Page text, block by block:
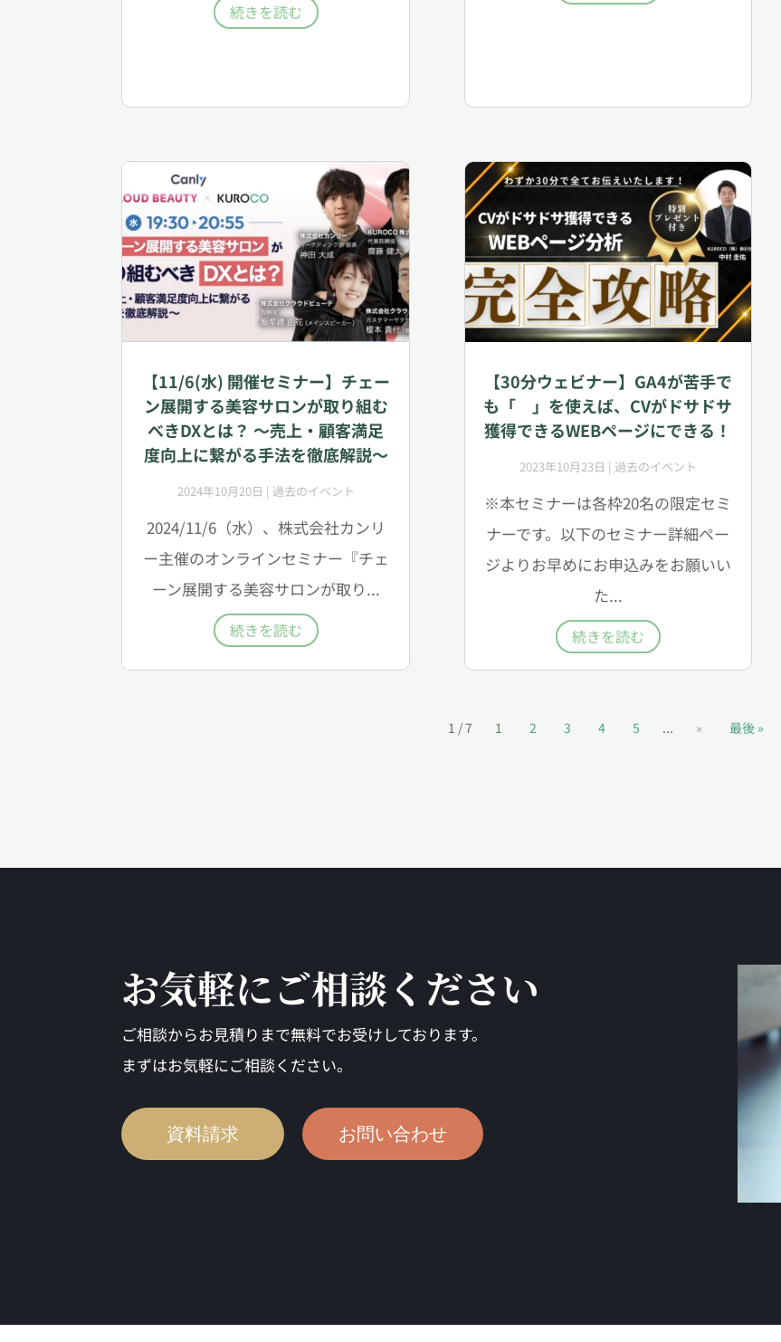
続きを読む
【11/6(水) 開催セミナー】チェー
ン展開する美容サロンが取り組む
べきDXとは？ 〜売上・顧客満足
度向上に繋がる手法を徹底解説〜
2024年10月20日 | 過去のイベント
2024/11/6（水）、株式会社カンリ
ー主催のオンラインセミナー『チェ
ーン展開する美容サロンが取り...
続きを読む
【30分ウェビナー】GA4が苦手で
も「 」を使えば、CVがドサドサ
獲得できるWEBページにできる！
2023年10月23日 | 過去のイベント
※本セミナーは各枠20名の限定セミ
ナーです。以下のセミナー詳細ペー
ジよりお早めにお申込みをお願いい
た...
続きを読む
1 / 7 1 2 3 4 5 ... » 最後 »
お気軽にご相談ください
ご相談からお見積りまで無料でお受けしております。
まずはお気軽にご相談ください。
資料請求 お問い合わせ